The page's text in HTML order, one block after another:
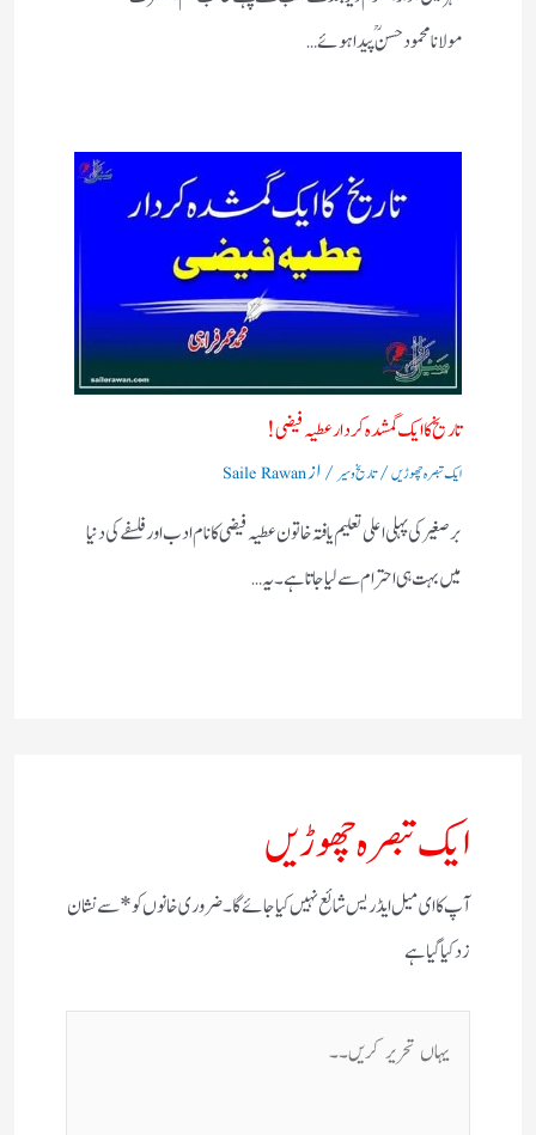
مولانامحمودحسن ؒ پیدا ہوئے…
تاریخ کا ایک گمشدہ کردار عطیہ فیضی !
ایک تبصرہ چھوڑیں/تاریخ و سیر / ازSaile Rawan
برصغیر کی پہلی اعلی تعلیم یافتہ خاتون عطیہ فیضی کا نام ادب اور فلسفے کی دنیا
میں بہت ہی احترام سے لیا جاتا ہے ۔یہ…
ایک تبصرہ چھوڑیں
آپ کا ای میل ایڈریس شائع نہیں کیا جائے گا۔ضروری خانوں کو*سے نشان
زد کیا گیا ہے
یہاں
تحریر